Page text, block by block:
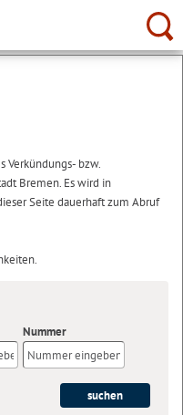
Verkündungs- bzw.
Bremen. Es wird in
Seite dauerhaft zum Abruf
Nummer